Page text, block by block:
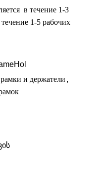
в течение 1-3
1-5 рабочих
и держатели ,